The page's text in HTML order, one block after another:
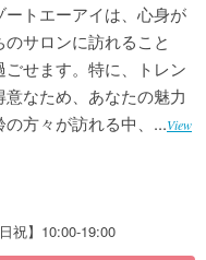
ートエーアイは、心身が
サロンに訪れること
せます。特に、トレン
なため、あなたの魅力
方々が訪れる中、...View
祝】10:00-19:00